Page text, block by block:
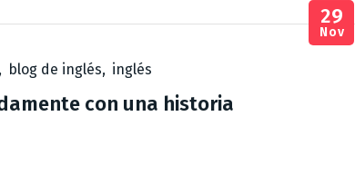
, blog de inglés, inglés
29
Nov
con una historia